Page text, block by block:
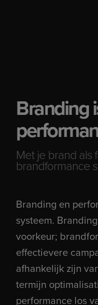
Data Engineer
DATA & INTELLIGENCE
Branding
Met je brand als
brandformance
Branding en
systeem.
voorkeur;
effectievere
afhankelijk zijn
termijn
performance los